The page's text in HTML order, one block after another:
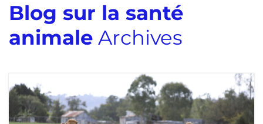
Blog sur la santé
animale Archives